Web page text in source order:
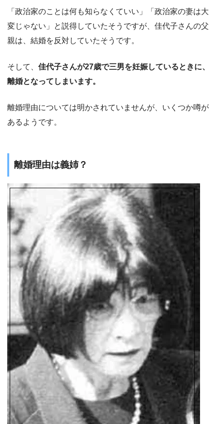
「政治家のことは何も知らなくていい」「政治家の妻は大
変じゃない」と説得していたそうですが、佳代子さんの父
親は、結婚を反対していたそうです。
そして、 佳代子さんが27歳で三男を妊娠しているときに、
離婚となってしまいます。
離婚理由については明かされていませんが、いくつか噂が
あるようです。
離婚理由は義姉？